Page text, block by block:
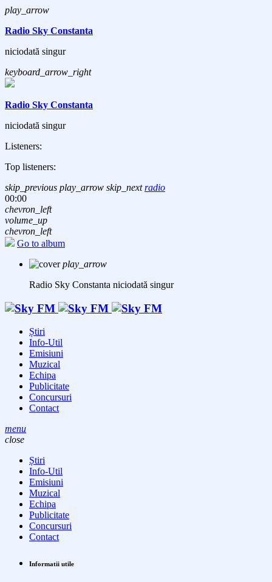
play_arrow
Radio Sky Constanta
niciodată singur
keyboard_arrow_right
Radio Sky Constanta
niciodată singur
Listeners:
Top listeners:
skip_previous play_arrow skip_next radio
00:00
chevron_left
volume_up
chevron_left
Go to album
play_arrow
Radio Sky Constanta niciodată singur
Știri
Info-Util
Emisiuni
Muzical
Echipa
Publicitate
Concursuri
Contact
menu
close
Știri
Info-Util
Emisiuni
Muzical
Echipa
Publicitate
Concursuri
Contact
Informatii utile